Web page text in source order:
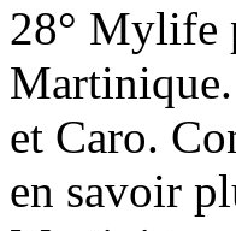
28° Mylife
et Caro.
en savoir